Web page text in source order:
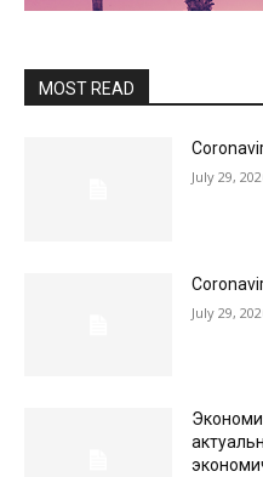
MOST READ
July 29,
July 29,